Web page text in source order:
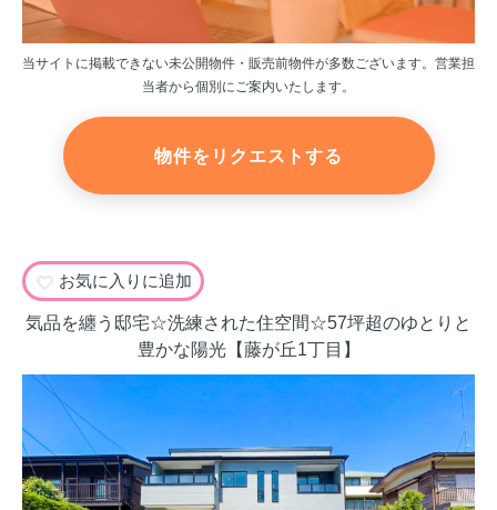
当サイトに掲載できない未公開物件・販売前物件が多数ございます。営業担
当者から個別にご案内いたします。
物件をリクエストする
お気に入りに追加
気品を纏う邸宅☆洗練された住空間☆57坪超のゆとりと
豊かな陽光【藤が丘1丁目】